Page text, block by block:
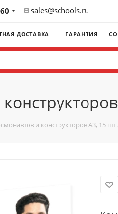
sales@schools.ru
ДОСТАВКА ГАРАНТИЯ
и конструкторов А3, 15